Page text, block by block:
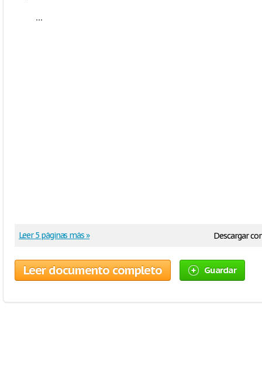
...
Descargar
Leer 5 páginas más »
Leer documento completo Guardar